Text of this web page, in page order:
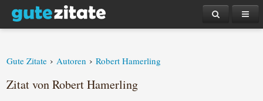
Gute Zitate › Autoren › Robert Hamerling
Zitat von Robert Hamerling